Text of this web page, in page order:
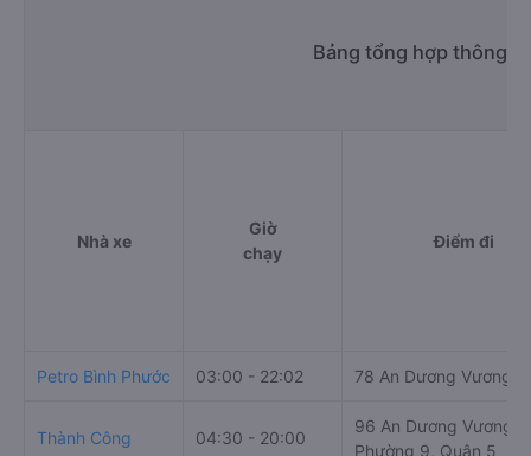
Bảng tổng hợp thông
Nhà xe
Giờ
chạy
Điểm đi
Petro Bình Phước 03:00 - 22:02 78 An Dương Vương
Thành Công 04:30 - 20:00
96 An Dương Vương,
Phường 9, Quận 5